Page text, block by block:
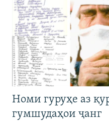
Номи гуруҳе аз
гумшудаҳои ҷанг